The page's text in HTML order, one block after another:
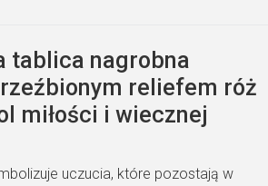
tablica nagrobna
reliefem róż
miłości i wiecznej
uczucia, które pozostają w